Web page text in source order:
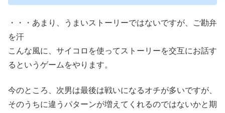
・・・あまり、うまいストーリーではないですが、ご勘弁
を汗
こんな風に、サイコロを使ってストーリーを交互にお話す
るというゲームをやります。
今のところ、次男は最後は戦いになるオチが多いですが、
そのうちに違うパターンが増えてくれるのではないかと期